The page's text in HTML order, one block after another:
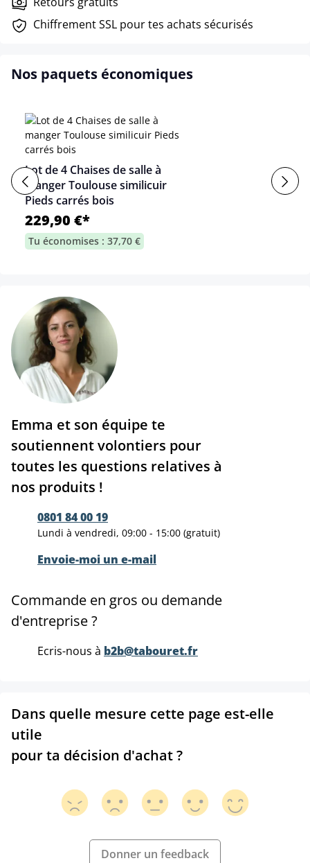
Chiffrement SSL pour tes achats sécurisés
Nos paquets économiques
Lot de 4 Chaises de salle à
manger Toulouse similicuir
Pieds carrés bois
229,90 €*
Tu économises : 37,70 €
Emma et son équipe te
soutiennent volontiers pour
toutes les questions relatives à
nos produits !
0801 84 00 19
Lundi à vendredi, 09:00 - 15:00 (gratuit)
Envoie-moi un e-mail
Commande en gros ou demande
d'entreprise ?
Ecris-nous à b2b@tabouret.fr
Dans quelle mesure cette page est-elle
utile
pour ta décision d'achat ?
Donner un feedback